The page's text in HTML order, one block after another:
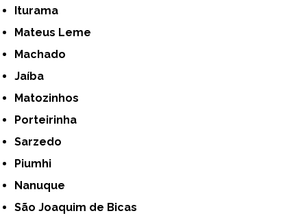
Iturama
Mateus Leme
Machado
Jaíba
Matozinhos
Porteirinha
Sarzedo
Piumhi
Nanuque
São Joaquim de Bicas